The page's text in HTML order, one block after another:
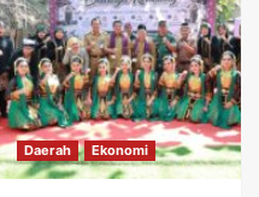
Daerah Ekonomi